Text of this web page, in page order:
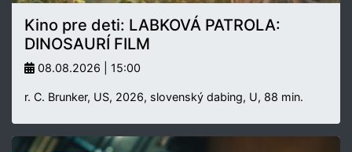
Kino pre deti: LABKOVÁ PATROLA:
DINOSAURÍ FILM
08.08.2026 | 15:00
r. C. Brunker, US, 2026, slovenský dabing, U, 88 min.